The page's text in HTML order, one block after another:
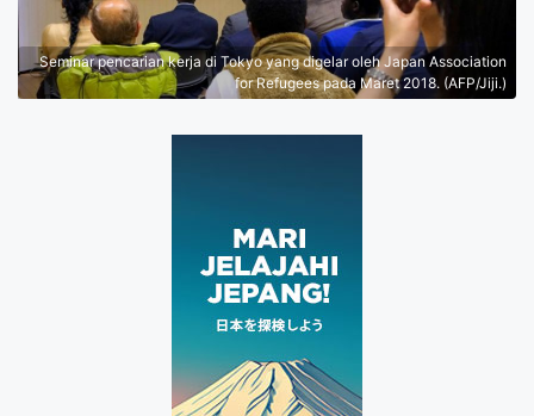
Seminar pencarian kerja di Tokyo yang digelar oleh Japan Association
for Refugees pada Maret 2018. (AFP/Jiji.)